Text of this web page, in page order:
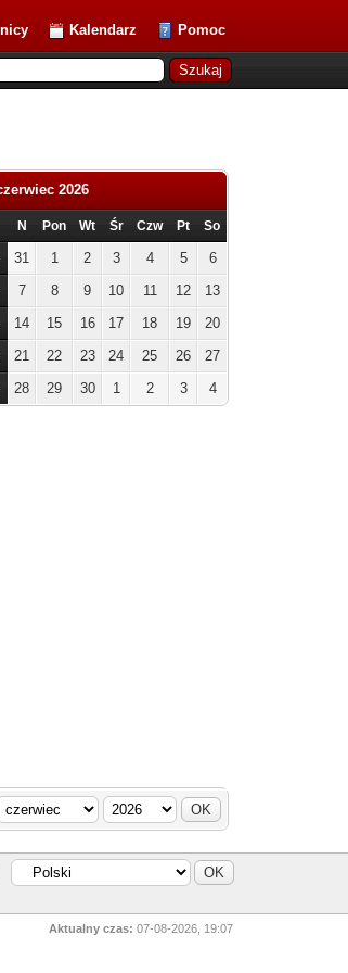
Kalendarz Pomoc
2026
N Pon Wt Śr Czw Pt So
31 1 2 3 4 5 6
7 8 9 10 11 12 13
14 15 16 17 18 19 20
21 22 23 24 25 26 27
28 29 30 1 2 3 4
Aktualny czas: 07-08-2026, 19:07